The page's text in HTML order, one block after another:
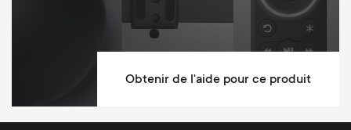
13x39x22
Obtenir de l'aide pour ce produit